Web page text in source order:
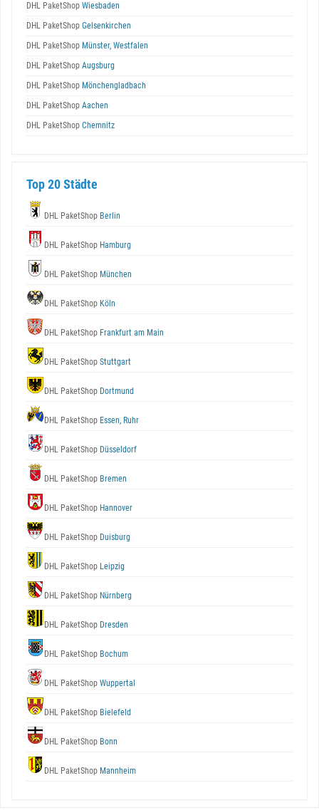
DHL PaketShop Wiesbaden
DHL PaketShop Gelsenkirchen
DHL PaketShop Münster, Westfalen
DHL PaketShop Augsburg
DHL PaketShop Mönchengladbach
DHL PaketShop Aachen
DHL PaketShop Chemnitz
Top 20 Städte
DHL PaketShop Berlin
DHL PaketShop Hamburg
DHL PaketShop München
DHL PaketShop Köln
DHL PaketShop Frankfurt am Main
DHL PaketShop Stuttgart
DHL PaketShop Dortmund
DHL PaketShop Essen, Ruhr
DHL PaketShop Düsseldorf
DHL PaketShop Bremen
DHL PaketShop Hannover
DHL PaketShop Duisburg
DHL PaketShop Leipzig
DHL PaketShop Nürnberg
DHL PaketShop Dresden
DHL PaketShop Bochum
DHL PaketShop Wuppertal
DHL PaketShop Bielefeld
DHL PaketShop Bonn
DHL PaketShop Mannheim